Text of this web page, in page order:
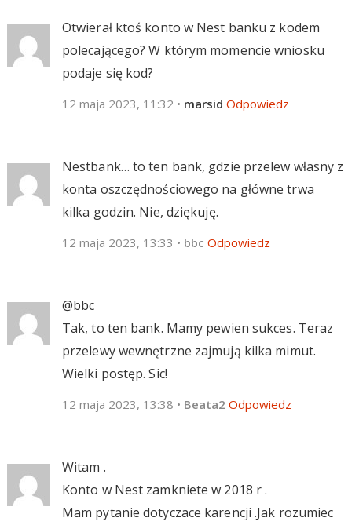
Otwierał ktoś konto w Nest banku z kodem
polecającego? W którym momencie wniosku
podaje się kod?
12 maja 2023, 11:32 • marsid Odpowiedz
Nestbank… to ten bank, gdzie przelew własny z
konta oszczędnościowego na główne trwa
kilka godzin. Nie, dziękuję.
12 maja 2023, 13:33 • bbc Odpowiedz
@bbc
Tak, to ten bank. Mamy pewien sukces. Teraz
przelewy wewnętrzne zajmują kilka mimut.
Wielki postęp. Sic!
12 maja 2023, 13:38 • Beata2 Odpowiedz
Witam .
Konto w Nest zamkniete w 2018 r .
Mam pytanie dotyczace karencji .Jak rozumiec